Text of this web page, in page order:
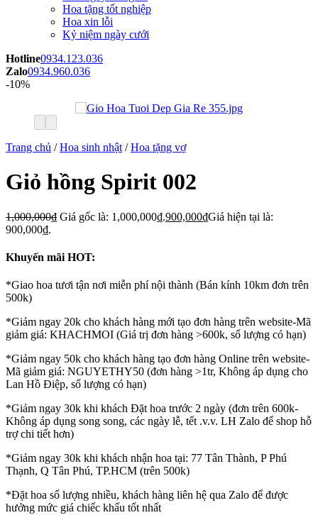
Hoa tặng tốt nghiệp
Hoa xin lỗi
Kỷ niệm ngày cưới
Hotline0934.123.036
Zalo0934.960.036
-10%
Trang chủ / Hoa sinh nhật / Hoa tặng vợ
Giỏ hồng Spirit 002
1,000,000₫ Giá gốc là: 1,000,000₫.900,000₫Giá hiện tại là:
900,000₫.
Khuyến mãi HOT:
*Giao hoa tươi tận nơi miễn phí nội thành (Bán kính 10km đơn trên
500k)
*Giảm ngay 20k cho khách hàng mới tạo đơn hàng trên website-Mã
giảm giá: KHACHMOI (Giá trị đơn hàng >600k, số lượng có hạn)
*Giảm ngay 50k cho khách hàng tạo đơn hàng Online trên website-
Mã giảm giá: NGUYETHY50 (đơn hàng >1tr, Không áp dụng cho
Lan Hồ Điệp, số lượng có hạn)
*Giảm ngay 30k khi khách Đặt hoa trước 2 ngày (đơn trên 600k-
Không áp dụng song song, các ngày lễ, tết .v.v. LH Zalo để shop hỗ
trợ chi tiết hơn)
*Giảm ngay 30k khi khách nhận hoa tại: 77 Tân Thành, P Phú
Thạnh, Q Tân Phú, TP.HCM (trên 500k)
*Đặt hoa số lượng nhiều, khách hàng liên hệ qua Zalo để được
hưởng mức giá chiếc khấu tốt nhất